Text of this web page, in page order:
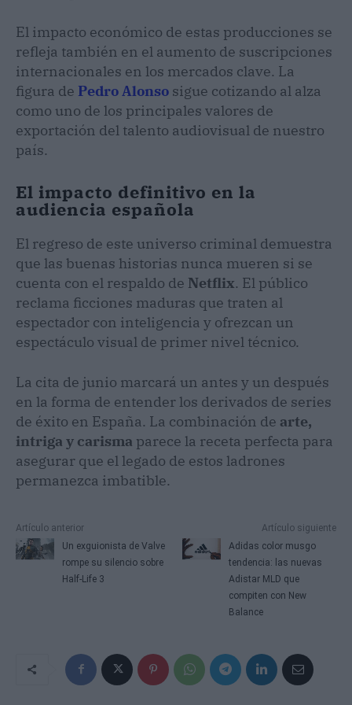
El impacto económico de estas producciones se
refleja también en el aumento de suscripciones
internacionales en los mercados clave. La
figura de Pedro Alonso sigue cotizando al alza
como uno de los principales valores de
exportación del talento audiovisual de nuestro
país.
El impacto definitivo en la
audiencia española
El regreso de este universo criminal demuestra
que las buenas historias nunca mueren si se
cuenta con el respaldo de Netflix. El público
reclama ficciones maduras que traten al
espectador con inteligencia y ofrezcan un
espectáculo visual de primer nivel técnico.
La cita de junio marcará un antes y un después
en la forma de entender los derivados de series
de éxito en España. La combinación de arte,
intriga y carisma parece la receta perfecta para
asegurar que el legado de estos ladrones
permanezca imbatible.
Artículo anterior
Un exguionista de Valve
rompe su silencio sobre
Half-Life 3
Artículo siguiente
Adidas color musgo
tendencia: las nuevas
Adistar MLD que
compiten con New
Balance